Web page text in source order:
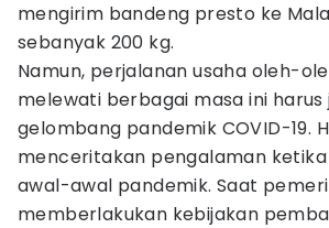
mengirim bandeng presto ke
sebanyak 200 kg.
Namun, perjalanan usaha oleh-
melewati berbagai masa ini
gelombang pandemik COVID-19.
menceritakan pengalaman
awal-awal pandemik. Saat
memberlakukan kebijakan